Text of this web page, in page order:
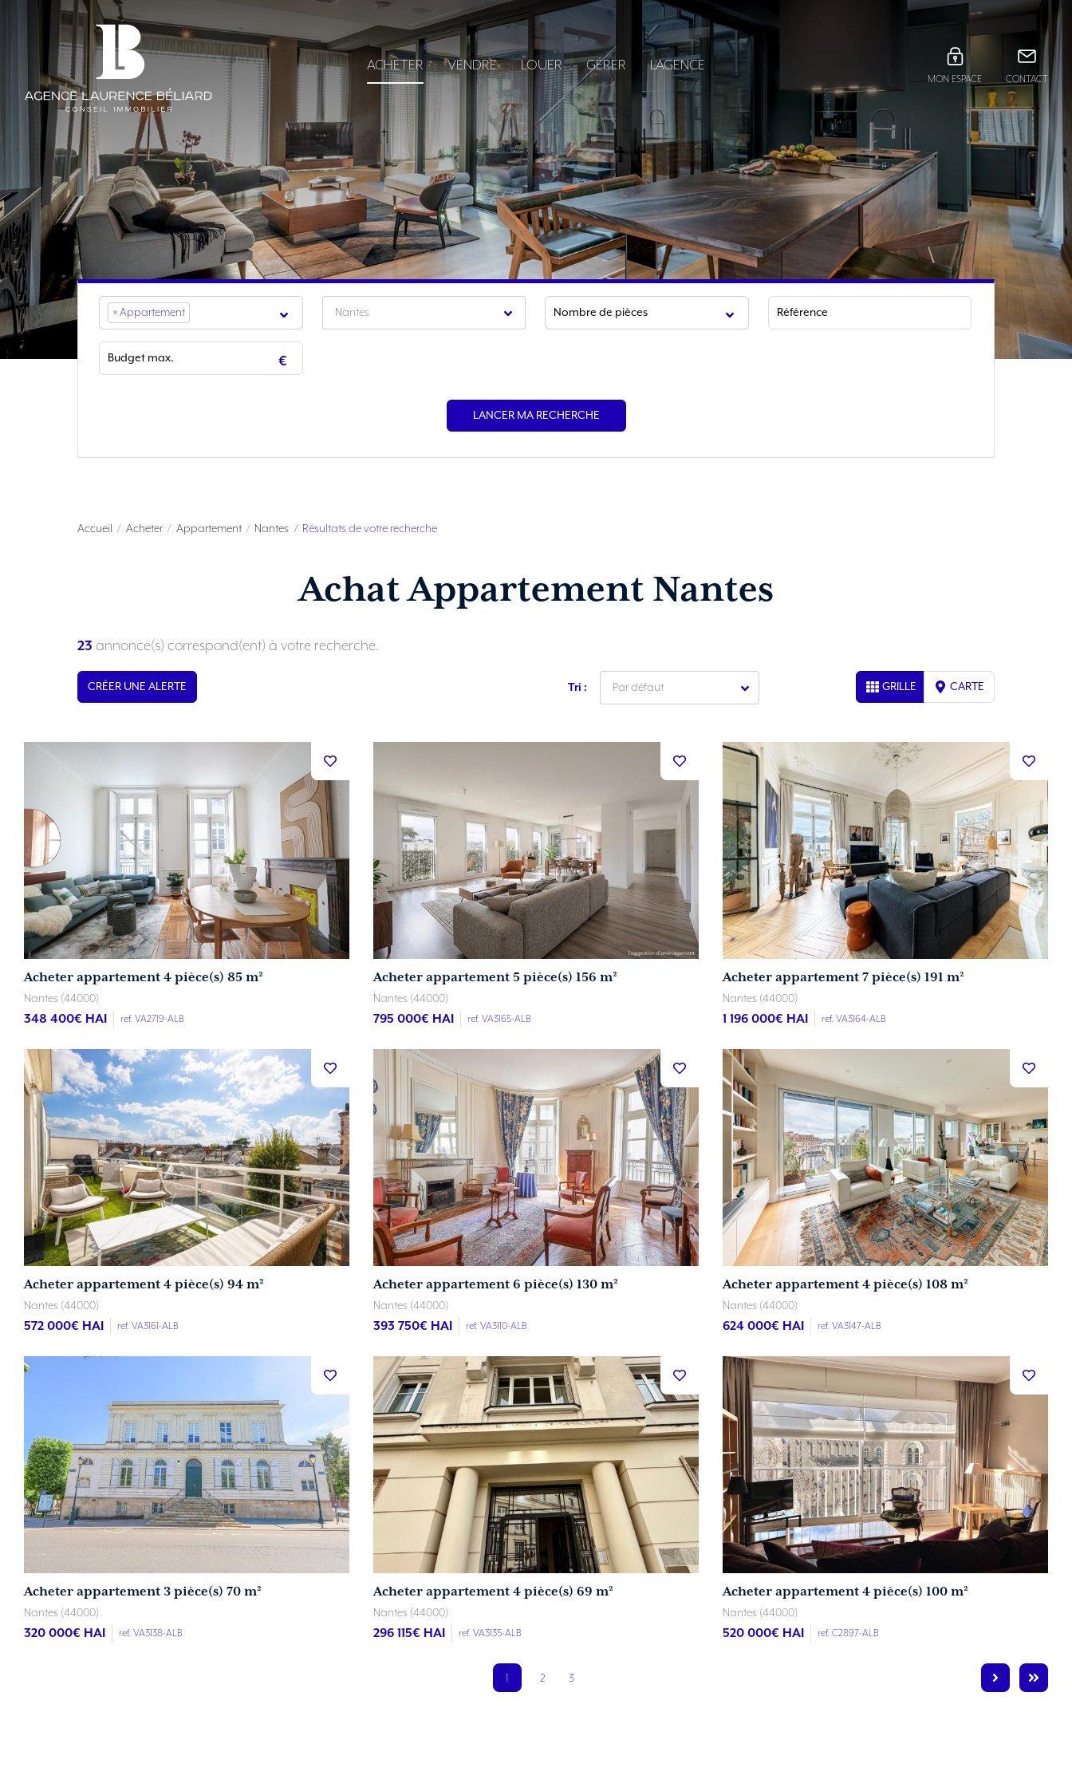
ACHETER VENDRE LOUER GÉRER L'AGENCE
MON ESPACE CONTACT
×Appartement Nantes
LANCER MA RECHERCHE
Accueil Acheter Appartement Nantes Résultats de votre recherche
Achat Appartement Nantes
23 annonce(s) correspond(ent) à votre recherche.
CRÉER UNE ALERTE Tri : Par défaut GRILLE CARTE
Acheter appartement 4 pièce(s) 85 m²
Nantes (44000)
348 400€ HAI ref. VA2719-ALB
Acheter appartement 5 pièce(s) 156 m²
Nantes (44000)
795 000€ HAI ref. VA3165-ALB
Acheter appartement 7 pièce(s) 191 m²
Nantes (44000)
1 196 000€ HAI ref. VA3164-ALB
Acheter appartement 4 pièce(s) 94 m²
Nantes (44000)
572 000€ HAI ref. VA3161-ALB
Acheter appartement 6 pièce(s) 130 m²
Nantes (44000)
393 750€ HAI ref. VA3110-ALB
Acheter appartement 4 pièce(s) 108 m²
Nantes (44000)
624 000€ HAI ref. VA3147-ALB
Acheter appartement 3 pièce(s) 70 m²
Nantes (44000)
320 000€ HAI ref. VA3138-ALB
Acheter appartement 4 pièce(s) 69 m²
Nantes (44000)
296 115€ HAI ref. VA3135-ALB
Acheter appartement 4 pièce(s) 100 m²
Nantes (44000)
520 000€ HAI ref. C2897-ALB
1 2 3